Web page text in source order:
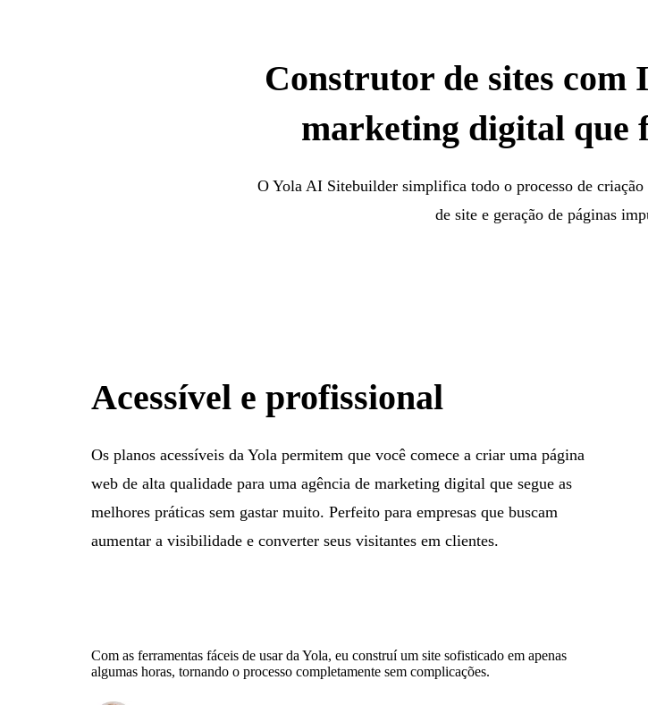
Construtor de sites com
marketing digital que
O Yola AI Sitebuilder simplifica todo o processo de
de site e geração de páginas
Acessível e profissional
Os planos acessíveis da Yola permitem que você comece a criar uma página
web de alta qualidade para uma agência de marketing digital que segue as
melhores práticas sem gastar muito. Perfeito para empresas que buscam
aumentar a visibilidade e converter seus visitantes em clientes.
Com as ferramentas fáceis de usar da Yola, eu construí um site sofisticado em apenas
algumas horas, tornando o processo completamente sem complicações.